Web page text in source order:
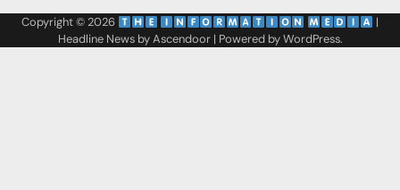
Copyright © 2026
|
Headline News byAscendoor| Powered byWordPress.